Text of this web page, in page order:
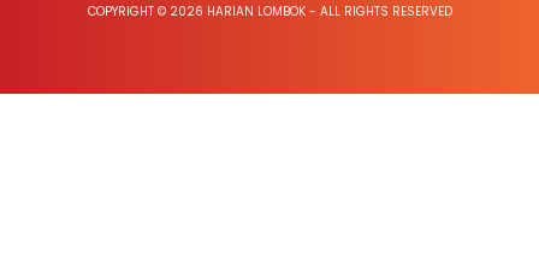
COPYRIGHT © 2026 HARIAN LOMBOK - ALL RIGHTS RESERVED